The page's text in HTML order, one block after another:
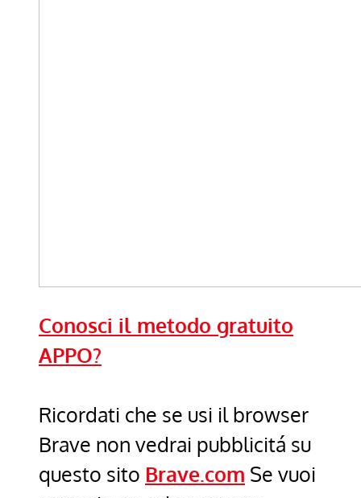
Conosci il metodo gratuito
APPO?
Ricordati che se usi il browser
Brave non vedrai pubblicitá su
questo sito Brave.com Se vuoi